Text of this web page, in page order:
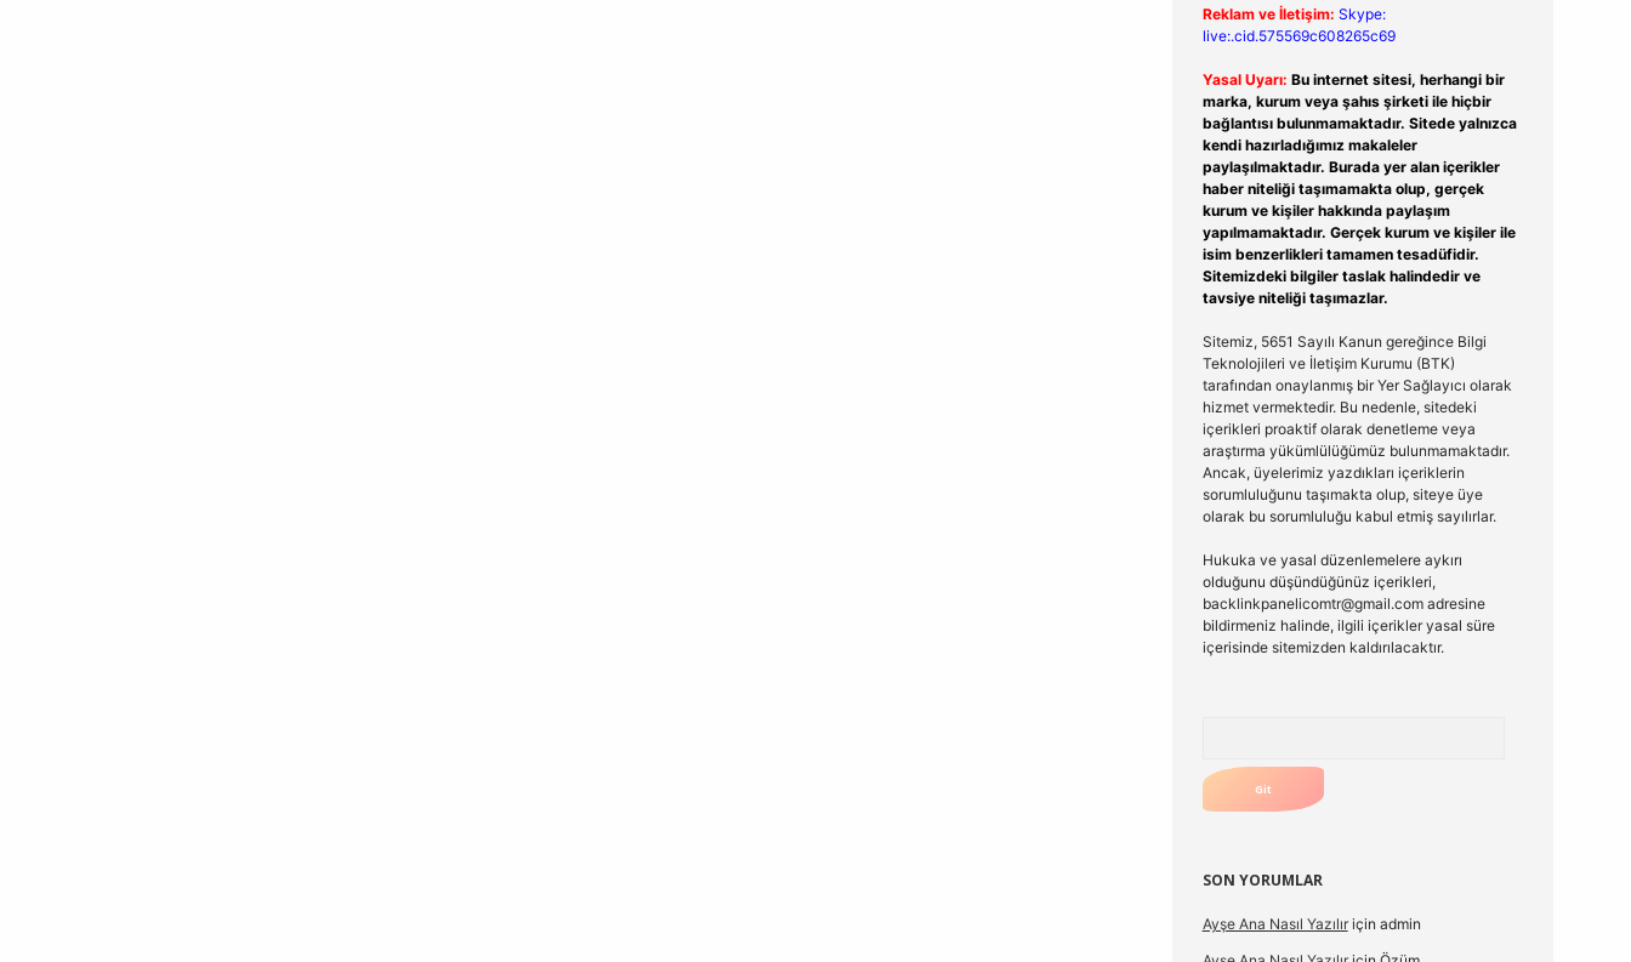
Reklam ve İletişim: Skype:
live:.cid.575569c608265c69
Yasal Uyarı: Bu internet sitesi, herhangi bir
marka, kurum veya şahıs şirketi ile hiçbir
bağlantısı bulunmamaktadır. Sitede yalnızca
kendi hazırladığımız makaleler
paylaşılmaktadır. Burada yer alan içerikler
haber niteliği taşımamakta olup, gerçek
kurum ve kişiler hakkında paylaşım
yapılmamaktadır. Gerçek kurum ve kişiler ile
isim benzerlikleri tamamen tesadüfidir.
Sitemizdeki bilgiler taslak halindedir ve
tavsiye niteliği taşımazlar.
Sitemiz, 5651 Sayılı Kanun gereğince Bilgi
Teknolojileri ve İletişim Kurumu (BTK)
tarafından onaylanmış bir Yer Sağlayıcı olarak
hizmet vermektedir. Bu nedenle, sitedeki
içerikleri proaktif olarak denetleme veya
araştırma yükümlülüğümüz bulunmamaktadır.
Ancak, üyelerimiz yazdıkları içeriklerin
sorumluluğunu taşımakta olup, siteye üye
olarak bu sorumluluğu kabul etmiş sayılırlar.
Hukuka ve yasal düzenlemelere aykırı
olduğunu düşündüğünüz içerikleri,
backlinkpanelicomtr@gmail.comadresine
bildirmeniz halinde, ilgili içerikler yasal süre
içerisinde sitemizden kaldırılacaktır.
SON YORUMLAR
Ayşe Ana Nasıl Yazılıriçin admin